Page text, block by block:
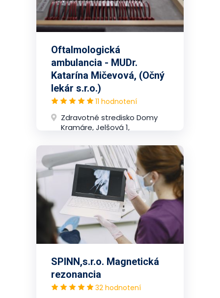
Oftalmologická
ambulancia - MUDr.
Katarína Mičevová, (Očný
lekár s.r.o.)
11 hodnotení
Zdravotné stredisko Domy
Kramáre, Jelšová 1,
(Bratislava)
SPINN,s.r.o. Magnetická
rezonancia
32 hodnotení